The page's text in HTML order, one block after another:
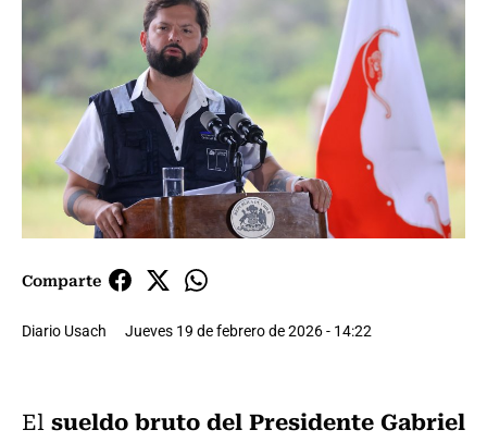
Comparte
Diario Usach Jueves 19 de febrero de 2026 - 14:22
Elsueldo bruto del Presidente Gabriel